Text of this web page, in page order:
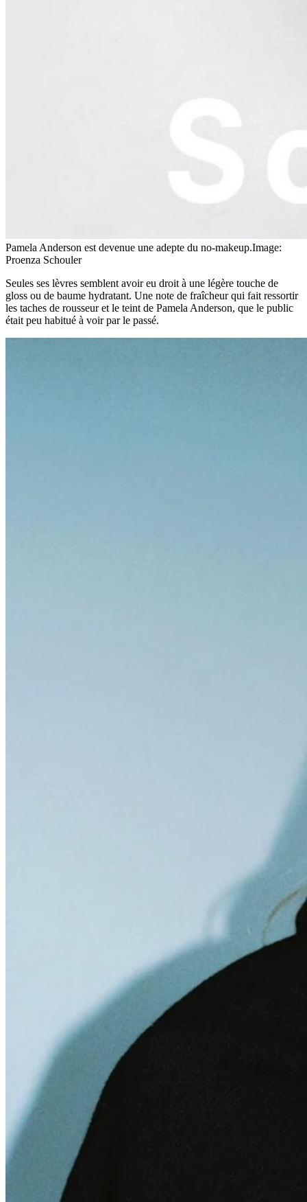
Pamela Anderson est devenue une adepte du no-makeup.Image:
Proenza Schouler
Seules ses lèvres semblent avoir eu droit à une légère touche de
gloss ou de baume hydratant. Une note de fraîcheur qui fait ressortir
les taches de rousseur et le teint de Pamela Anderson, que le public
était peu habitué à voir par le passé.